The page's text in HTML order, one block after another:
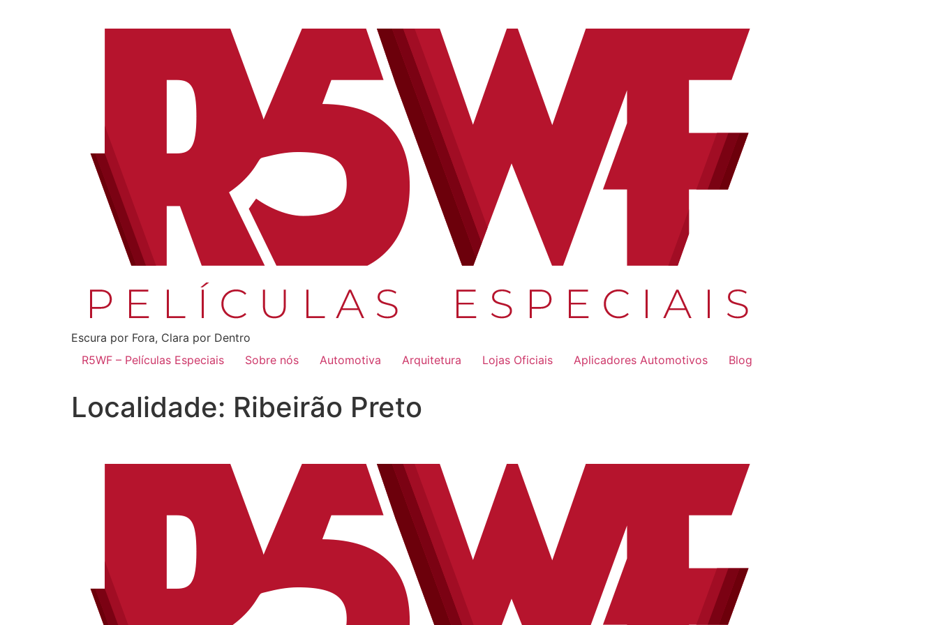
Escura por Fora, Clara por Dentro
R5WF – Películas Especiais
Sobre nós Automotiva Arquitetura Lojas Oficiais Aplicadores Automotivos Blog
Localidade: Ribeirão Preto